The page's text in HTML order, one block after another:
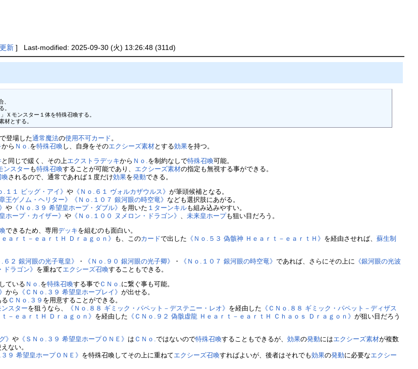
新] Last-modified: 2025-09-30 (火) 13:26:48 (311d)
、
。
Ｘモンスター１体を特殊召喚する。
材とする。
で登場した通常魔法の使用不可カード。
から Ｎｏ.を特殊召喚 し、自身をそのエクシーズ素材とする効果を持つ。
と同じで緩く、その上エクストラデッキから Ｎｏ.を制約なしで特殊召喚可能。
ンスター も特殊召喚することが可能であり、 エクシーズ素材の指定も無視する事ができる。
喚されるので、通常であれば１度だけ効果を発動できる。
.１１ ビッグ・アイ》や 《Ｎｏ.６１ ヴォルカザウルス》が筆頭候補となる。
王ゲノム・ヘリター》 《Ｎｏ.１０７ 銀河眼の時空竜》なども選択肢にあがる。
や 《Ｎｏ.３９ 希望皇ホープ・ダブル》 を用いた １ターンキルも組み込みやすい。
ホープ・カイザー》や 《Ｎｏ.１００ ヌメロン・ドラゴン》 、未来皇ホープも狙い目だろう。
できるため、専用デッキを組むのも面白い。
ａｒｔ－ｅａｒｔＨ Ｄｒａｇｏｎ》 も、このカードで出した 《Ｎｏ.５３ 偽骸神 Ｈｅａｒｔ－ｅａｒｔＨ》 を経由させれば、蘇生制
.６２ 銀河眼の光子竜皇》 ・ 《Ｎｏ.９０ 銀河眼の光子卿》 ・ 《Ｎｏ.１０７ 銀河眼の時空竜》であれば、さらにその上に 《銀河眼の光波
ラゴン》 を重ねてエクシーズ召喚することもできる。
ている Ｎｏ. を特殊召喚する事で ＣＮｏ. に繋ぐ事も可能。
から 《ＣＮｏ.３９ 希望皇ホープレイ》が出せる。
る ＣＮｏ.３９ を用意することができる。
ンスターを狙うなら、 《Ｎｏ.８８ ギミック・パペット－デステニー・レオ》 を経由した 《ＣＮｏ.８８ ギミック・パペット－ディザス
－ｅａｒｔＨ Ｄｒａｇｏｎ》 を経由した 《ＣＮｏ.９２ 偽骸虚龍 Ｈｅａｒｔ－ｅａｒｔＨ Ｃｈａｏｓ Ｄｒａｇｏｎ》が狙い目だろう
》や 《ＳＮｏ.３９ 希望皇ホープＯＮＥ》 は ＣＮｏ.ではないので特殊召喚することもできるが、効果の発動にはエクシーズ素材が複数
ない。
３９ 希望皇ホープＯＮＥ》 を特殊召喚してその上に重ねてエクシーズ召喚すればよいが、後者はそれでも効果の発動に必要なエクシー